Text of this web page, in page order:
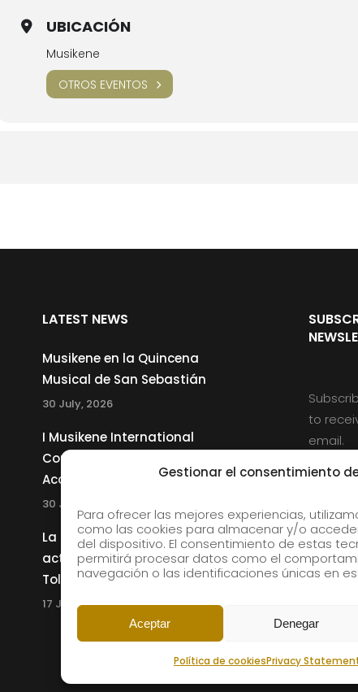
Gestionar el consentimiento
Para ofrecer las mejores experiencias,
como las cookies para almacenar y/o
del dispositivo. El consentimiento de estas
permitirá procesar datos como el
navegación o las identificaciones únicas en
Aceptar Denegar
Política de cookiesPrivacy
UBICACIÓN
Musikene
OTROS EVENTOS
LATEST NEWS
Musikene en la Quincena
Musical de San Sebastián
30 July, 2026
I Musikene International
Competition for Young
Accordionists
30 July, 2026
La Musikene Big Band
actuará junto a Charles
Tolliver en el 61 Jazzaldia
17 July, 2026
to
email.